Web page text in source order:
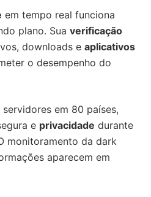
em tempo real funciona
plano. Sua verificação
downloads e aplicativos
o desempenho do
em 80 países,
e privacidade durante
monitoramento da dark
aparecem em